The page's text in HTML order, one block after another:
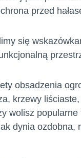
przed
się
obsadzenia
krzewy
wolisz
dynia ozdobna,